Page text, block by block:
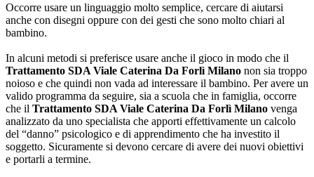
Occorre usare un linguaggio molto semplice, cercare di aiutarsi
anche con disegni oppure con dei gesti che sono molto chiari al
bambino.
In alcuni metodi si preferisce usare anche il gioco in modo che il
Trattamento SDA Viale Caterina Da Forlì Milano non sia troppo
noioso e che quindi non vada ad interessare il bambino. Per avere un
valido programma da seguire, sia a scuola che in famiglia, occorre
che il Trattamento SDA Viale Caterina Da Forlì Milano venga
analizzato da uno specialista che apporti effettivamente un calcolo
del “danno” psicologico e di apprendimento che ha investito il
soggetto. Sicuramente si devono cercare di avere dei nuovi obiettivi
e portarli a termine.